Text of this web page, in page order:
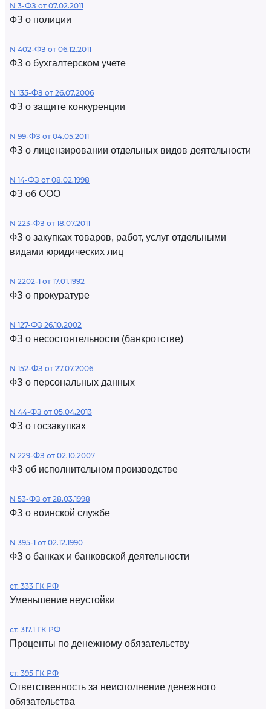
N 3-ФЗ от 07.02.2011
ФЗ о полиции
N 402-ФЗ от 06.12.2011
ФЗ о бухгалтерском учете
N 135-ФЗ от 26.07.2006
ФЗ о защите конкуренции
N 99-ФЗ от 04.05.2011
ФЗ о лицензировании отдельных видов деятельности
N 14-ФЗ от 08.02.1998
ФЗ об ООО
N 223-ФЗ от 18.07.2011
ФЗ о закупках товаров, работ, услуг отдельными
видами юридических лиц
N 2202-1 от 17.01.1992
ФЗ о прокуратуре
N 127-ФЗ 26.10.2002
ФЗ о несостоятельности (банкротстве)
N 152-ФЗ от 27.07.2006
ФЗ о персональных данных
N 44-ФЗ от 05.04.2013
ФЗ о госзакупках
N 229-ФЗ от 02.10.2007
ФЗ об исполнительном производстве
N 53-ФЗ от 28.03.1998
ФЗ о воинской службе
N 395-1 от 02.12.1990
ФЗ о банках и банковской деятельности
ст. 333 ГК РФ
Уменьшение неустойки
ст. 317.1 ГК РФ
Проценты по денежному обязательству
ст. 395 ГК РФ
Ответственность за неисполнение денежного
обязательства